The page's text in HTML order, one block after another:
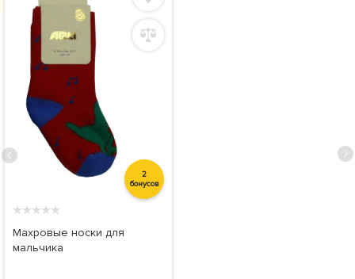
2
бонусов
★★★★★
Махровые носки для
мальчика